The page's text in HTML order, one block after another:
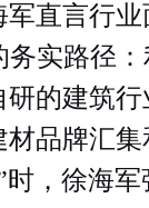
直言行业
实路径
的建筑
材品牌汇
时，徐海